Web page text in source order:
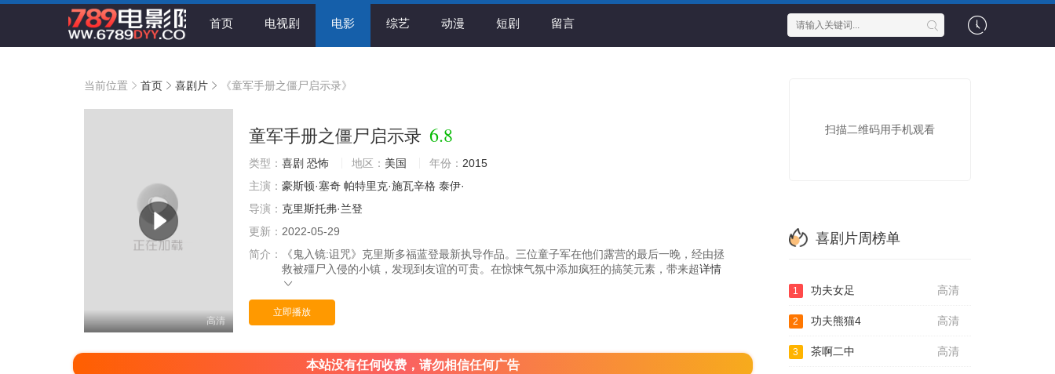
首页 电视剧 电影 综艺 动漫 短剧 留言
当前位置 首页 喜剧片 《童军手册之僵尸启示录》
高清
童军手册之僵尸启示录 6.8
类型： 喜剧 恐怖 地区： 美国 年份： 2015
主演： 豪斯顿·塞奇 帕特里克·施瓦辛格 泰伊·
导演： 克里斯托弗·兰登
更新： 2022-05-29
简介：
《鬼入镜:诅咒》克里斯多福蓝登最新执导作品。三位童子军在他们露营的最后一晚，经由拯
救被殭尸入侵的小镇，发现到友谊的可贵。在惊悚气氛中添加疯狂的搞笑元素，带来超详情
立即播放
本站没有任何收费，请勿相信任何广告
扫描二维码用手机观看
喜剧片周榜单
高清
1 功夫女足
高清
2 功夫熊猫4
高清
3 茶啊二中